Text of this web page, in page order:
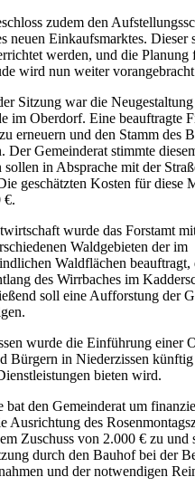
zudem den
neuen Einkaufsmarktes. Dieser
werden, und die Planung
wird nun weiter
Sitzung war die
im Oberdorf. Eine beauftragte
erneuern und den Stamm des
Der Gemeinderat stimmte
in Absprache mit der
geschätzten Kosten für diese
€.
wurde das Forstamt
Waldgebieten der im
Waldflächen beauftragt,
des Wirrbaches im
soll eine Aufforstung der
wurde die Einführung einer
Bürgern in Niederzissen
bieten wird.
bat den Gemeinderat um
Ausrichtung des
Zuschuss von 2.000 € zu und
durch den Bauhof bei der
und der notwendigen